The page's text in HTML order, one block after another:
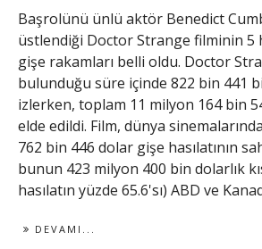
Başrolünü ünlü aktör Benedict
üstlendiği Doctor Strange filminin 5
gişe rakamları belli oldu. Doctor
bulunduğu süre içinde 822 bin 441
izlerken, toplam 11 milyon 164 bin
elde edildi. Film, dünya
762 bin 446 dolar gişe hasılatının
bunun 423 milyon 400 bin dolarlık
hasılatın yüzde 65.6'sı) ABD ve
DEVAMI...